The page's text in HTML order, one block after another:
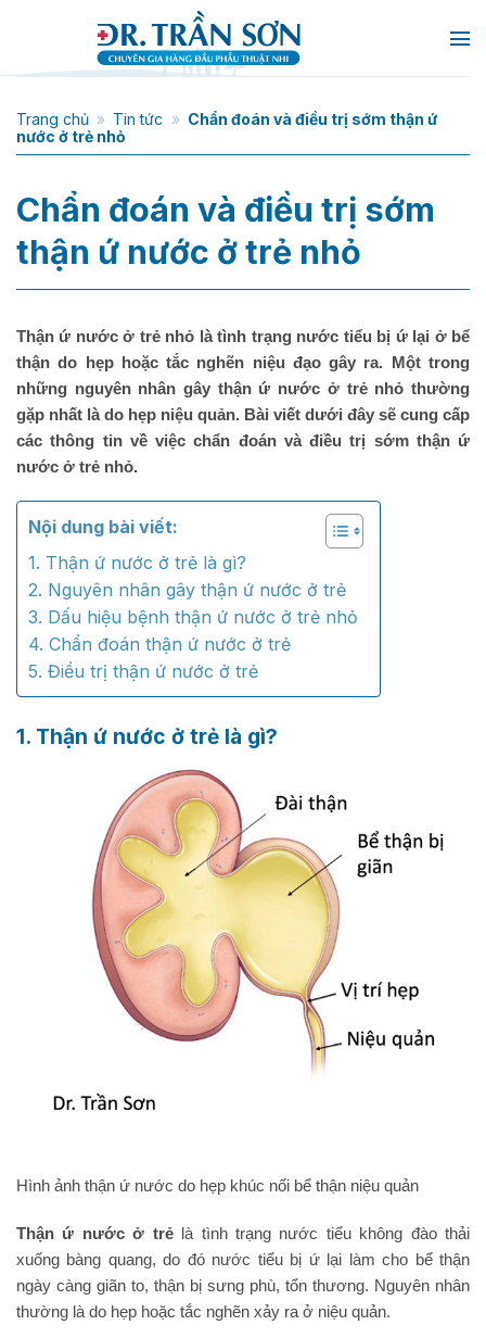
Trang chủ » Tin tức » Chẩn đoán và điều trị sớm thận ứ
nước ở trẻ nhỏ
Chẩn đoán và điều trị sớm
thận ứ nước ở trẻ nhỏ
Thận ứ nước ở trẻ nhỏ là tình trạng nước tiểu bị ứ lại ở bể
thận do hẹp hoặc tắc nghẽn niệu đạo gây ra. Một trong
những nguyên nhân gây thận ứ nước ở trẻ nhỏ thường
gặp nhất là do hẹp niệu quản. Bài viết dưới đây sẽ cung cấp
các thông tin về việc chẩn đoán và điều trị sớm thận ứ
nước ở trẻ nhỏ.
Nội dung bài viết:
1. Thận ứ nước ở trẻ là gì?
2. Nguyên nhân gây thận ứ nước ở trẻ
3. Dấu hiệu bệnh thận ứ nước ở trẻ nhỏ
4. Chẩn đoán thận ứ nước ở trẻ
5. Điều trị thận ứ nước ở trẻ
1. Thận ứ nước ở trẻ là gì?
Hình ảnh thận ứ nước do hẹp khúc nối bể thận niệu quản
Thận ứ nước ở trẻlà tình trạng nước tiểu không đào thải
xuống bàng quang, do đó nước tiểu bị ứ lại làm cho bể thận
ngày càng giãn to, thận bị sưng phù, tổn thương. Nguyên nhân
thường là do hẹp hoặc tắc nghẽn xảy ra ở niệu quản.